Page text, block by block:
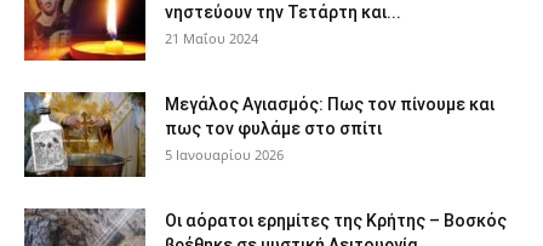
νηστεύουν την Τετάρτη και...
21 Μαΐου 2024
Μεγάλος Αγιασμός: Πως τον πίνουμε και
πως τον φυλάμε στο σπίτι
5 Ιανουαρίου 2026
Οι αόρατοι ερημίτες της Κρήτης – Βοσκός